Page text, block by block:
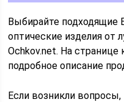
Выбирайте подходящие
оптические изделия от
Ochkov.net. На
подробное описание
Если возникли вопросы,